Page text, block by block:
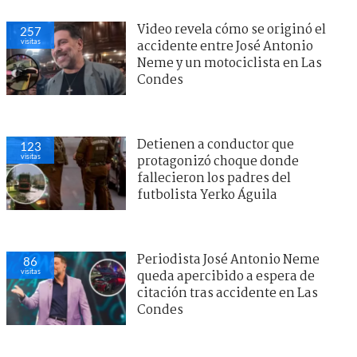
257
visitas
Video revela cómo se originó el
accidente entre José Antonio
Neme y un motociclista en Las
Condes
123
visitas
Detienen a conductor que
protagonizó choque donde
fallecieron los padres del
futbolista Yerko Águila
86
visitas
Periodista José Antonio Neme
queda apercibido a espera de
citación tras accidente en Las
Condes